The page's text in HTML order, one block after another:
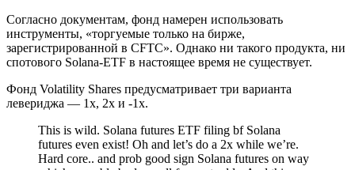
Согласно документам, фонд намерен использовать
инструменты, «торгуемые только на бирже,
зарегистрированной в CFTC». Однако ни такого продукта, ни
спотового Solana-ETF в настоящее время не существует.
Фонд Volatility Shares предусматривает три варианта
левериджа — 1x, 2x и -1x.
This is wild. Solana futures ETF filing bf Solana
futures even exist! Oh and let’s do a 2x while we’re.
Hard core.. and prob good sign Solana futures on way